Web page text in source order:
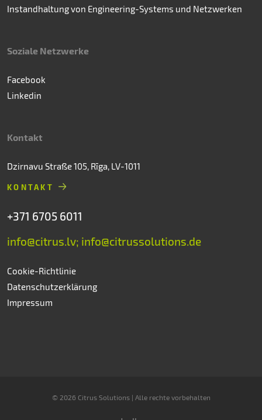
Instandhaltung von Engineering-Systems und Netzwerken
Soziale Netzwerke
Facebook
Linkedin
Kontakt
Dzirnavu Straße 105, Rīga, LV-1011
KONTAKT
+371 6705 6011
info@citrus.lv; info@citrussolutions.de
Cookie-Richtlinie
Datenschutzerklärung
Impressum
© 2026 Citrus Solutions | Alle rechte vorbehalten